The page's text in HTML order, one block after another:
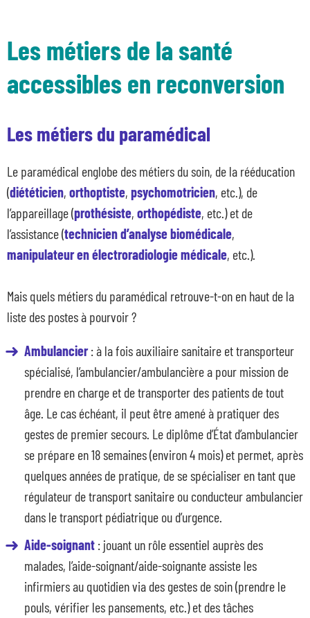
Les métiers de la santé
accessibles en reconversion
Les métiers du paramédical
Le paramédical englobe des métiers du soin, de la rééducation
(diététicien, orthoptiste, psychomotricien, etc.), de
l’appareillage (prothésiste, orthopédiste, etc.) et de
l’assistance (technicien d’analyse biomédicale,
manipulateur en électroradiologie médicale, etc.).
Mais quels métiers du paramédical retrouve-t-on en haut de la
liste des postes à pourvoir ?
Ambulancier: à la fois auxiliaire sanitaire et transporteur
spécialisé, l’ambulancier/ambulancière a pour mission de
prendre en charge et de transporter des patients de tout
âge. Le cas échéant, il peut être amené à pratiquer des
gestes de premier secours. Le diplôme d’État d’ambulancier
se prépare en 18 semaines (environ 4 mois) et permet, après
quelques années de pratique, de se spécialiser en tant que
régulateur de transport sanitaire ou conducteur ambulancier
dans le transport pédiatrique ou d’urgence.
Aide-soignant : jouant un rôle essentiel auprès des
malades, l’aide-soignant/aide-soignante assiste les
infirmiers au quotidien via des gestes de soin (prendre le
pouls, vérifier les pansements, etc.) et des tâches